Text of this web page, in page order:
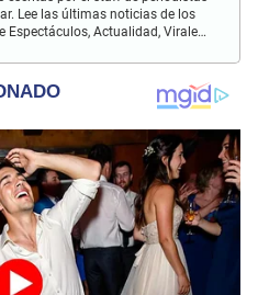
Lee las últimas noticias de los
Espectáculos, Actualidad, Virales,